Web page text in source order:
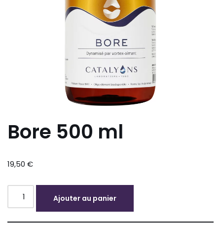
Bore 500 ml
19,50 €
Ajouter au panier